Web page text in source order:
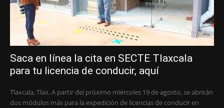
Saca en línea la cita en SECTE Tlaxcala
para tu licencia de conducir, aquí
Tlaxcala, Tlax. A partir del próximo miércoles 19 de agosto, se abrirán
dos módulos más para la expedición de licencias de conducir en